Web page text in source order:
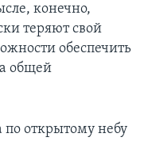
конечно,
теряют свой
обеспечить
общей
по открытому небу